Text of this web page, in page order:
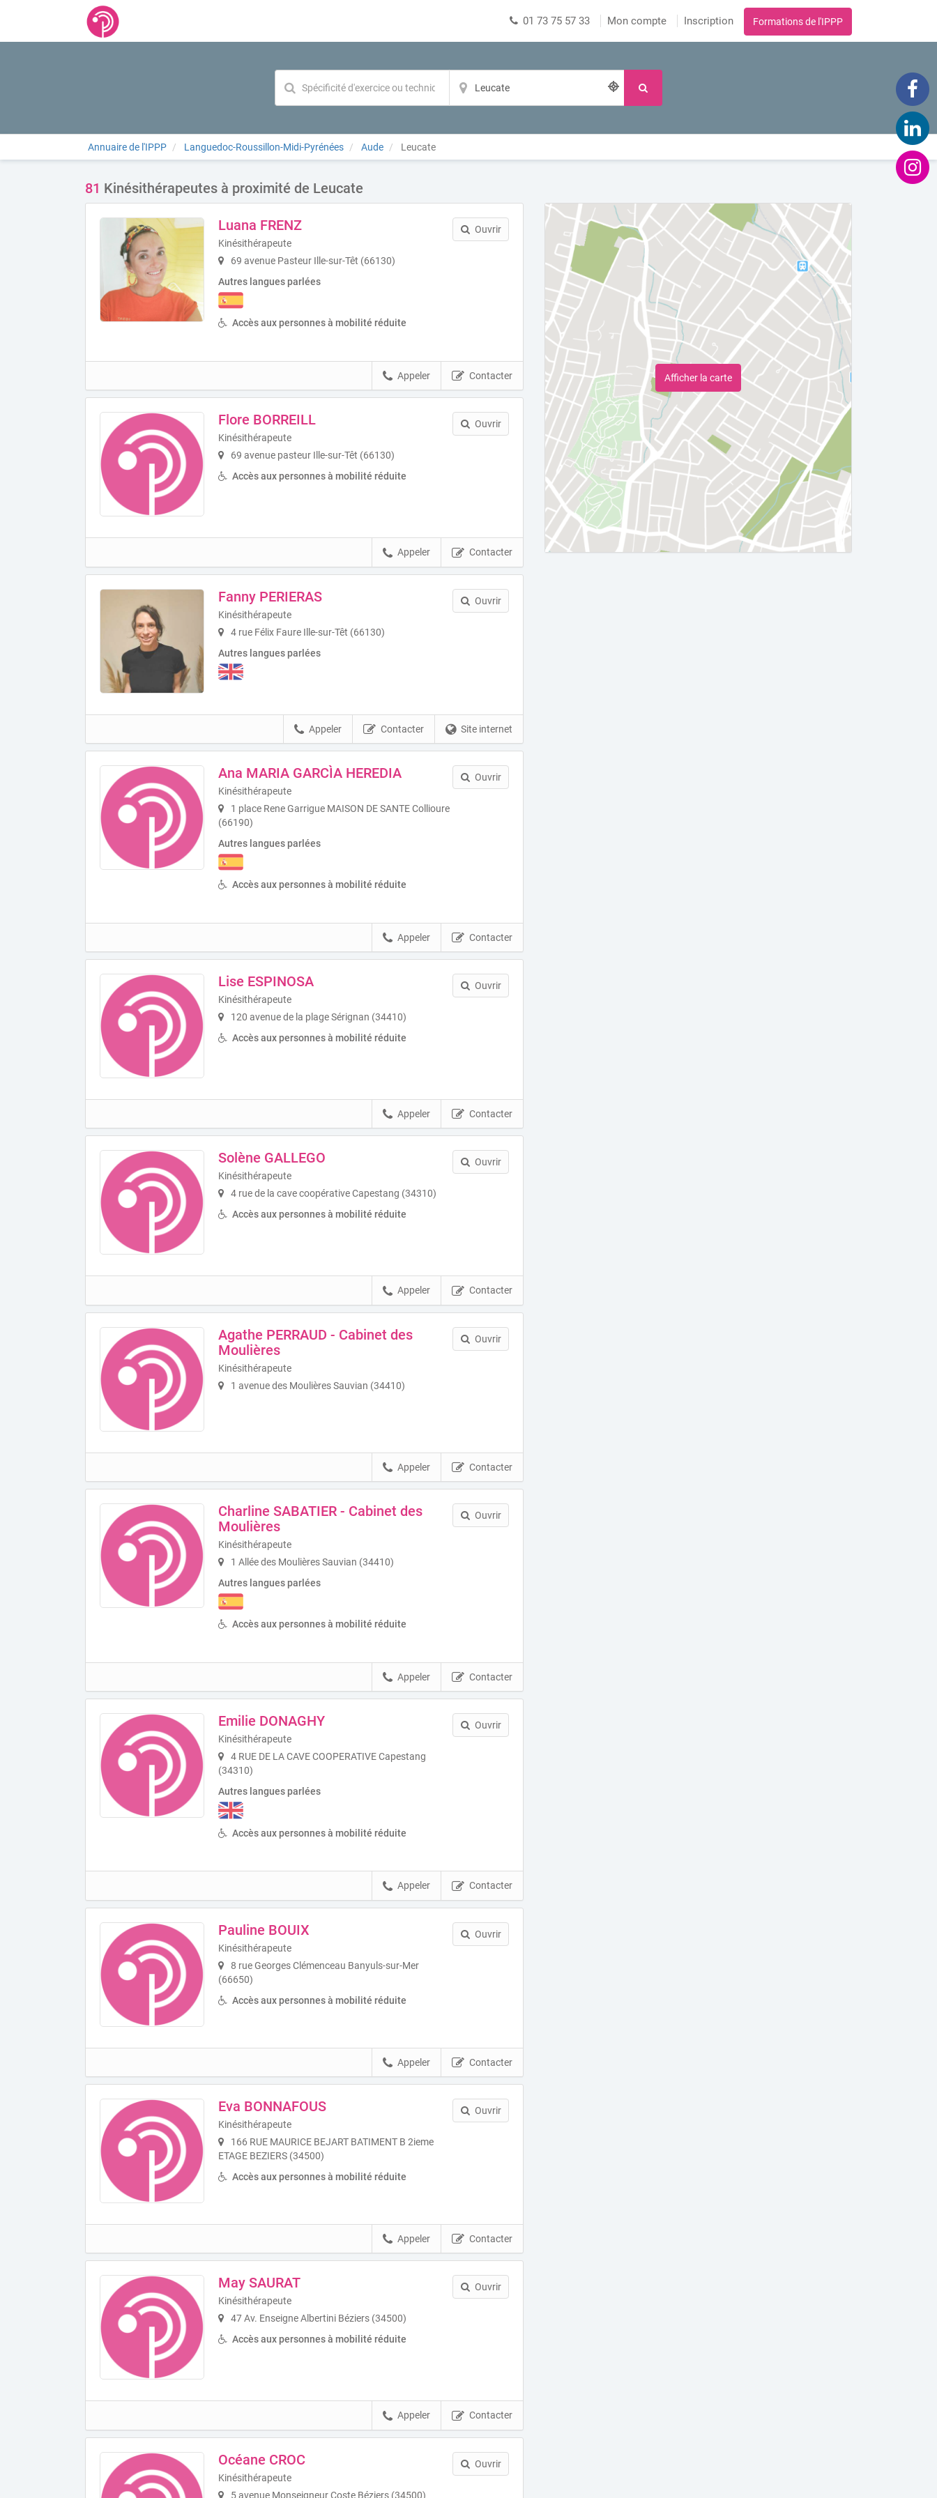
01 73 75 57 33 Mon compte Inscription Formations de l'IPPP
Annuaire de l'IPPP Languedoc-Roussillon-Midi-Pyrénées Aude Leucate
81 Kinésithérapeutes à proximité de Leucate
Luana FRENZ
Kinésithérapeute
69 avenue Pasteur Ille-sur-Têt (66130)
Autres langues parlées
Accès aux personnes à mobilité réduite
Ouvrir
Contacter
Appeler
Flore BORREILL
Kinésithérapeute
69 avenue pasteur Ille-sur-Têt (66130)
Accès aux personnes à mobilité réduite
Ouvrir
Contacter
Appeler
Fanny PERIERAS
Kinésithérapeute
4 rue Félix Faure Ille-sur-Têt (66130)
Autres langues parlées
Ouvrir
Site internet
Contacter
Appeler
Ana MARIA GARCÌA HEREDIA
Kinésithérapeute
1 place Rene Garrigue MAISON DE SANTE Collioure
(66190)
Autres langues parlées
Accès aux personnes à mobilité réduite
Ouvrir
Contacter
Appeler
Lise ESPINOSA
Kinésithérapeute
120 avenue de la plage Sérignan (34410)
Accès aux personnes à mobilité réduite
Ouvrir
Contacter
Appeler
Solène GALLEGO
Kinésithérapeute
4 rue de la cave coopérative Capestang (34310)
Accès aux personnes à mobilité réduite
Ouvrir
Contacter
Appeler
Agathe PERRAUD - Cabinet des
Moulières
Kinésithérapeute
1 avenue des Moulières Sauvian (34410)
Ouvrir
Contacter
Appeler
Charline SABATIER - Cabinet des
Moulières
Kinésithérapeute
1 Allée des Moulières Sauvian (34410)
Autres langues parlées
Accès aux personnes à mobilité réduite
Ouvrir
Contacter
Appeler
Emilie DONAGHY
Kinésithérapeute
4 RUE DE LA CAVE COOPERATIVE Capestang
(34310)
Autres langues parlées
Accès aux personnes à mobilité réduite
Ouvrir
Contacter
Appeler
Pauline BOUIX
Kinésithérapeute
8 rue Georges Clémenceau Banyuls-sur-Mer
(66650)
Accès aux personnes à mobilité réduite
Ouvrir
Contacter
Appeler
Eva BONNAFOUS
Kinésithérapeute
166 RUE MAURICE BEJART BATIMENT B 2ieme
ETAGE BEZIERS (34500)
Accès aux personnes à mobilité réduite
Ouvrir
Contacter
Appeler
May SAURAT
Kinésithérapeute
47 Av. Enseigne Albertini Béziers (34500)
Accès aux personnes à mobilité réduite
Ouvrir
Contacter
Appeler
Océane CROC
Kinésithérapeute
5 avenue Monseigneur Coste Béziers (34500)
Ouvrir
Afficher la carte